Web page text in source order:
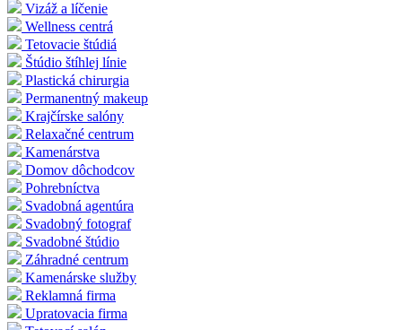
Vizáž a líčenie
Wellness centrá
Tetovacie štúdiá
Štúdio štíhlej línie
Plastická chirurgia
Permanentný makeup
Krajčírske salóny
Relaxačné centrum
Kamenárstva
Domov dôchodcov
Pohrebníctva
Svadobná agentúra
Svadobný fotograf
Svadobné štúdio
Záhradné centrum
Kamenárske služby
Reklamná firma
Upratovacia firma